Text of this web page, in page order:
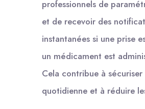
professionnels de
et de recevoir des
instantanées si une prise
un médicament est
Cela contribue à
quotidienne et à réduire